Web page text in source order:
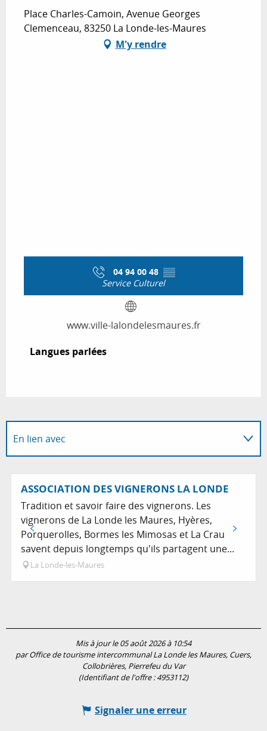
Place Charles-Camoin, Avenue Georges
Clemenceau, 83250 La Londe-les-Maures
M'y rendre
04 94 00 48 ▒▒
Service Culturel
www.ville-lalondelesmaures.fr
Langues parlées
Langues parlées
En lien avec
Sur place
ASSOCIATION DES VIGNERONS LA LONDE
Tradition et savoir faire des vignerons. Les
vignerons de La Londe les Maures, Hyères,
Porquerolles, Bormes les Mimosas et La Crau
savent depuis longtemps qu'ils partagent une...
La Londe-les-Maures
Mis à jour le 05 août 2026 à 10:54
par Office de tourisme intercommunal La Londe les Maures, Cuers,
Collobrières, Pierrefeu du Var
(Identifiant de l'offre :4953112)
Signaler une erreur